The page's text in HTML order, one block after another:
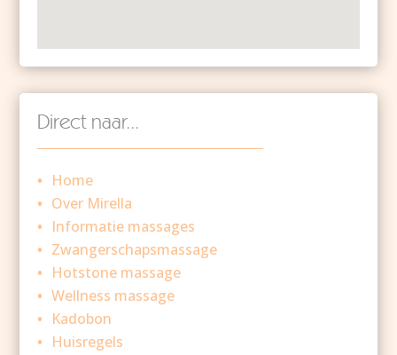
Direct naar...
Home
Over Mirella
Informatie massages
Zwangerschapsmassage
Hotstone massage
Wellness massage
Kadobon
Huisregels